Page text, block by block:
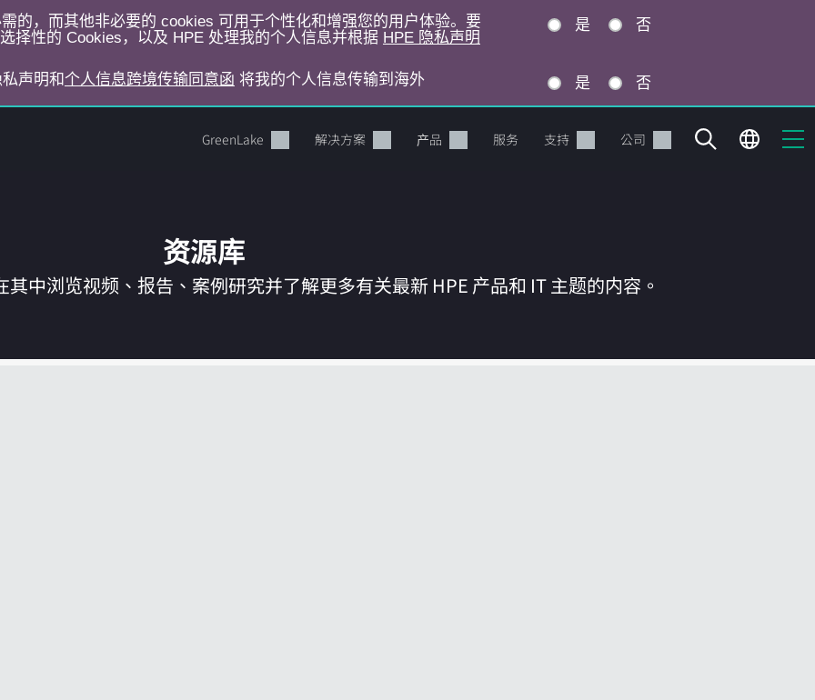
的，而其他非必要的 cookies 可用于个性化和增强您的用户体验。要
择性的 Cookies，以及 HPE 处理我的个人信息并根据 HPE 隐私声明
是 否
声明和 个人信息跨境传输同意函 将我的个人信息传输到海外 是 否
GreenLake 解决方案 产品 服务 支持 公司
您的购物车目前是空的
资源库
中浏览视频、报告、案例研究并了解更多有关最新 HPE 产品和 IT 主题的内容。